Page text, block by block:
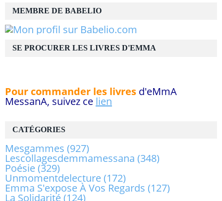
CATÉGORIES
Mesgammes (927)
Lescollagesdemmamessana (348)
Poésie(329)
Unmomentdelecture(172)
Emma S'expose À Vos Regards (127)
La Solidarité(124)
MEMBRE DE BABELIO
SE PROCURER LES LIVRES D'EMMA
Pour commander les livres d'eMmA
MessanA, suivez ce lien